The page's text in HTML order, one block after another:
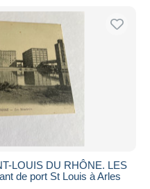
LOUIS DU RHÔNE. LES
de port St Louis à Arles